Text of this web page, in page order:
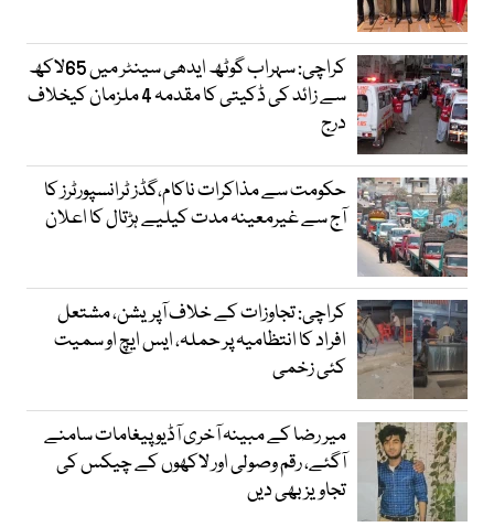
کراچی: سہراب گوٹھ ایدھی سینٹر میں 65لاکھ
سے زائد کی ڈکیتی کا مقدمہ 4 ملزمان کیخلاف
درج
حکومت سے مذاکرات ناکام،گڈز ٹرانسپورٹرز کا
آج سے غیرمعینہ مدت کیلیے ہڑتال کا اعلان
کراچی: تجاوزات کے خلاف آپریشن، مشتعل
افراد کا انتظامیہ پر حملہ، ایس ایچ او سمیت
کئی زخمی
میر رضا کے مبینہ آخری آڈیو پیغامات سامنے
آگئے، رقم وصولی اور لاکھوں کے چیکس کی
تجاویز بھی دیں